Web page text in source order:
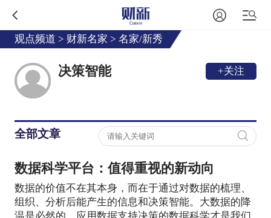
观点频道 > 财新名家 > 名家/新秀
决策智能 +关注
全部文章
数据科学平台：值得重视的新动向
数据的价值不在其本身，而在于通过对数据的梳理、
组织、分析后能产生的信息和决策智能。大数据的降